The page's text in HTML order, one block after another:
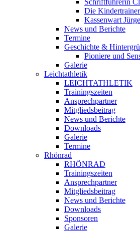
Schriftführerin
Die Kindertrainer
Kassenwart
News und Berichte
Termine
Geschichte &
Pioniere und
Galerie
Leichtathletik
LEICHTATHLETIK
Trainingszeiten
Ansprechpartner
Mitgliedsbeitrag
News und Berichte
Downloads
Galerie
Termine
Rhönrad
RHÖNRAD
Trainingszeiten
Ansprechpartner
Mitgliedsbeitrag
News und Berichte
Downloads
Sponsoren
Galerie